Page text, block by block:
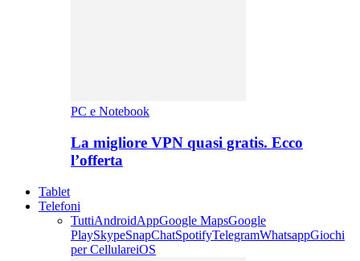
PC e Notebook
La migliore VPN quasi gratis. Ecco
l’offerta
Tablet
Telefoni
TuttiAndroidAppGoogle MapsGoogle
PlaySkypeSnapChatSpotifyTelegramWhatsappGiochi
per CellulareiOS